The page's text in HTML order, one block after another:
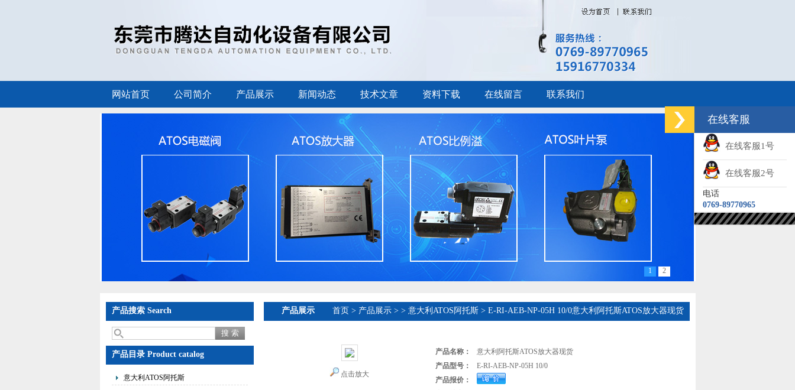
网站首页 公司简介 产品展示 新闻动态 技术文章 资料下载 在线留言 联系我们
1 2
产品搜索 Search
产品目录 Product catalog
意大利ATOS阿托斯
产品展示 首页 > 产品展示> > 意大利ATOS阿托斯> E-RI-AEB-NP-05H 10/0意大利阿托斯ATOS放大器现货
点击放大
产品名称：
意大利阿托斯ATOS放大器现货
产品型号：
E-RI-AEB-NP-05H 10/0
产品报价：
在线客服
在线客服1号
在线客服2号
电话
0769-89770965